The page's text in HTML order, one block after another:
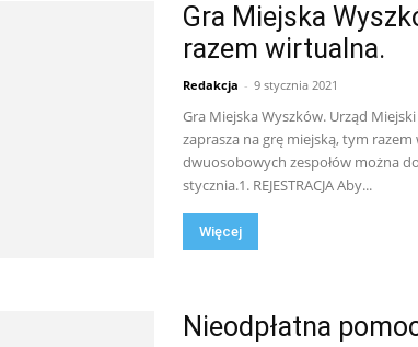
Gra Miejska
razem wirtualna.
Redakcja - 9 stycznia 2021
Gra Miejska Wyszków. Urząd
zaprasza na grę miejską, tym razem
dwuosobowych zespołów można
stycznia.1. REJESTRACJA Aby...
Więcej
Nieodpłatna